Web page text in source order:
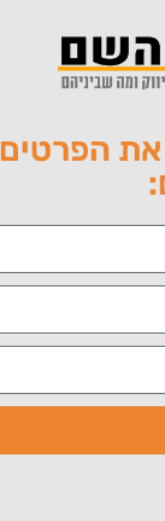
או
הפרטים